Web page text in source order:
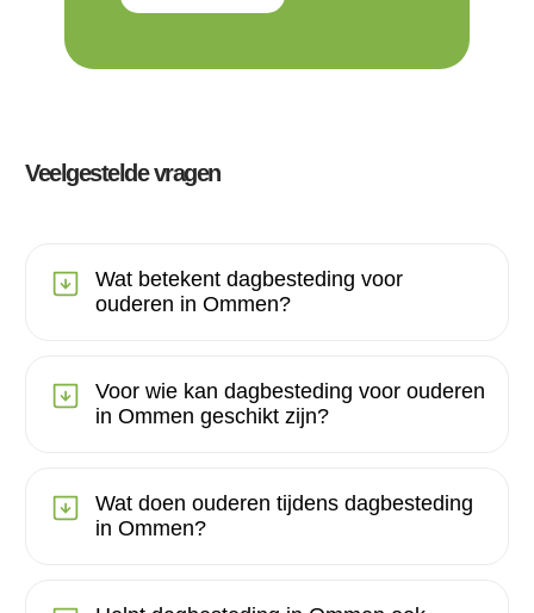
Veelgestelde vragen
Wat betekent dagbesteding voor
ouderen in Ommen?
Voor wie kan dagbesteding voor ouderen
in Ommen geschikt zijn?
Wat doen ouderen tijdens dagbesteding
in Ommen?